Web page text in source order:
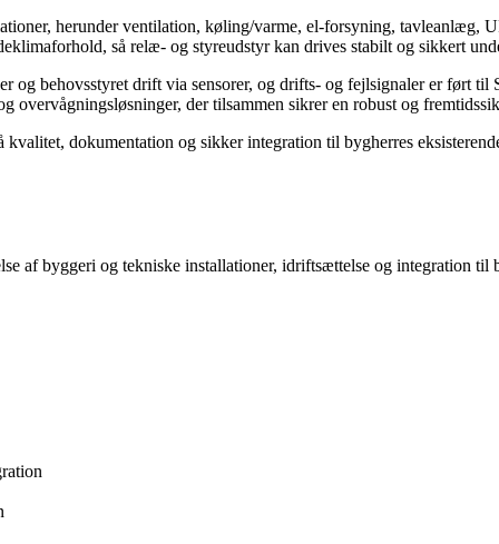
herunder ventilation, køling/varme, el-forsyning,
så relæ- og styreudstyr kan drives stabilt og sikkert
og behovsstyret drift via sensorer, og drifts- og fejlsignaler er ført til
overvågningsløsninger, der tilsammen sikrer en robust og
dokumentation og sikker integration til bygherres
af byggeri og tekniske installationer, idriftsættelse og integration